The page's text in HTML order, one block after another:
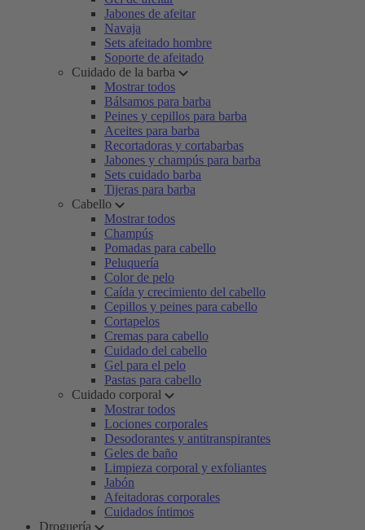
Jabones de afeitar
Navaja
Sets afeitado hombre
Soporte de afeitado
Cuidado de la barba
Mostrar todos
Bálsamos para barba
Peines y cepillos para barba
Aceites para barba
Recortadoras y cortabarbas
Jabones y champús para barba
Sets cuidado barba
Tijeras para barba
Cabello
Mostrar todos
Champús
Pomadas para cabello
Peluquería
Color de pelo
Caída y crecimiento del cabello
Cepillos y peines para cabello
Cortapelos
Cremas para cabello
Cuidado del cabello
Gel para el pelo
Pastas para cabello
Cuidado corporal
Mostrar todos
Lociones corporales
Desodorantes y antitranspirantes
Geles de baño
Limpieza corporal y exfoliantes
Jabón
Afeitadoras corporales
Cuidados íntimos
Droguería